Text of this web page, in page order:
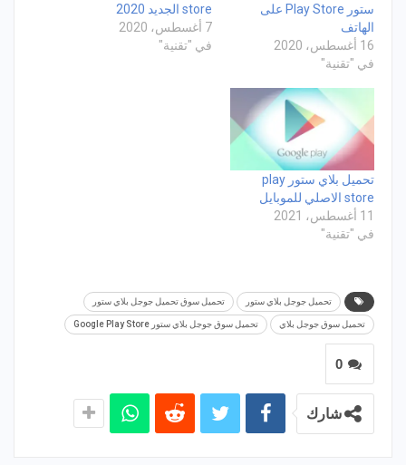
ستور Play Store على
الهاتف
16 أغسطس، 2020
في "تقنية"
store الجديد 2020
7 أغسطس، 2020
في "تقنية"
تحميل بلاي ستور play
store الاصلي للموبايل
11 أغسطس، 2021
في "تقنية"
تحميل جوجل بلاي ستور تحميل سوق تحميل جوجل بلاي ستور
تحميل سوق جوجل بلاي تحميل سوق جوجل بلاي ستور Google Play Store
0
شارك